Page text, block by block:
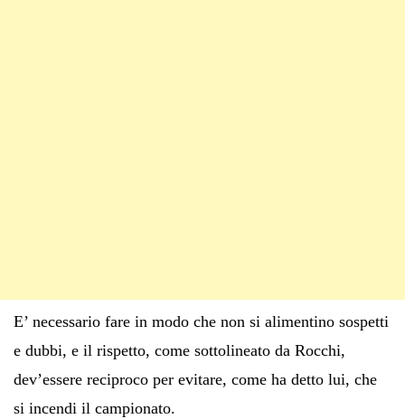
E’ necessario fare in modo che non si alimentino sospetti
e dubbi, e il rispetto, come sottolineato da Rocchi,
dev’essere reciproco per evitare, come ha detto lui, che
si incendi il campionato.